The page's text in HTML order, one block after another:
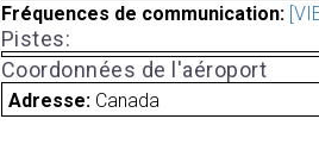
Fréquences de communication:
Pistes:
Coordonnées de l'aéroport
Adresse: Canada